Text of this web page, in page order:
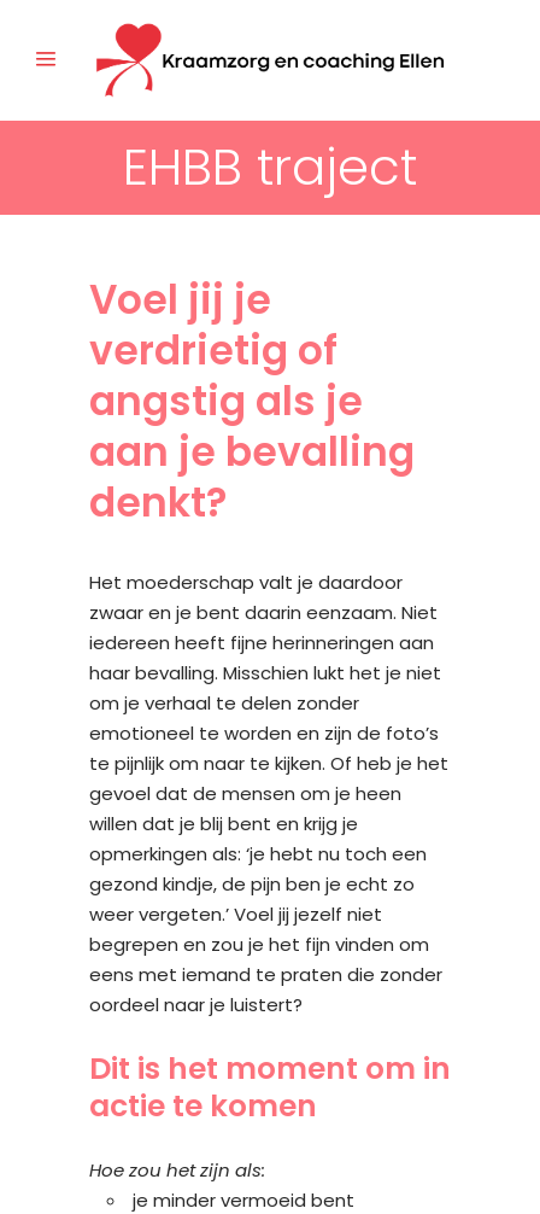
EHBB traject
Voel jij je
verdrietig of
angstig als je
aan je bevalling
denkt?
Het moederschap valt je daardoor
zwaar en je bent daarin eenzaam. Niet
iedereen heeft fijne herinneringen aan
haar bevalling. Misschien lukt het je niet
om je verhaal te delen zonder
emotioneel te worden en zijn de foto’s
te pijnlijk om naar te kijken. Of heb je het
gevoel dat de mensen om je heen
willen dat je blij bent en krijg je
opmerkingen als: ‘je hebt nu toch een
gezond kindje, de pijn ben je echt zo
weer vergeten.’ Voel jij jezelf niet
begrepen en zou je het fijn vinden om
eens met iemand te praten die zonder
oordeel naar je luistert?
Dit is het moment om in
actie te komen
Hoe zou het zijn als:
je minder vermoeid bent